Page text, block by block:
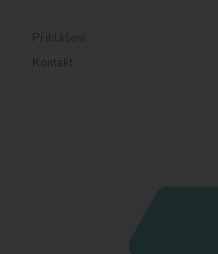
Přihlášení
Kontakt